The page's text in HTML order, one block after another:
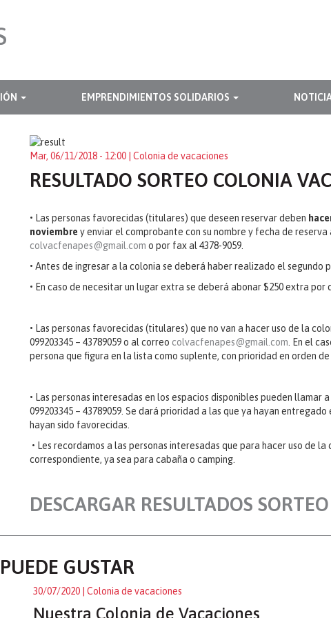
EMPRENDIMIENTOS SOLIDARIOS
Mar, 06/11/2018 - 12:00 | Colonia de vacaciones
RESULTADO SORTEO COLONIA
• Las personas favorecidas (titulares) que deseen reservar deben
noviembre y enviar el comprobante con su nombre y fecha de
colvacfenapes@gmail.com o por fax al 4378-9059.
• Antes de ingresar a la colonia se deberá haber realizado el segundo
• En caso de necesitar un lugar extra se deberá abonar $250 extra por
• Las personas favorecidas (titulares) que no van a hacer uso de la
099203345 – 43789059 o al correo colvacfenapes@gmail.com . En el
persona que figura en la lista como suplente, con prioridad en orden de
• Las personas interesadas en los espacios disponibles pueden llamar
099203345 – 43789059. Se dará prioridad a las que ya hayan
hayan sido favorecidas.
• Les recordamos a las personas interesadas que para hacer uso de
correspondiente, ya sea para cabaña o camping.
DESCARGAR RESULTADOS SORTEO
GUSTAR
30/07/2020 | Colonia de vacaciones
Nuestra Colonia de Vacaciones